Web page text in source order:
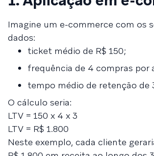
Imagine um e-commerce com os
dados:
ticket médio de R$ 150;
frequência de 4 compras por
tempo médio de retenção de
O cálculo seria:
LTV = 150 x 4 x 3
LTV = R$ 1.800
Neste exemplo, cada cliente